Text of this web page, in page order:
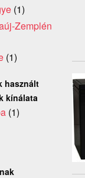
(1)
Zemplén
(1)
használt
kínálata
(1)